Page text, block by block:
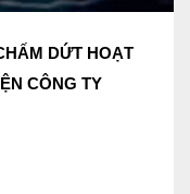
DỨT HOẠT
CÔNG TY